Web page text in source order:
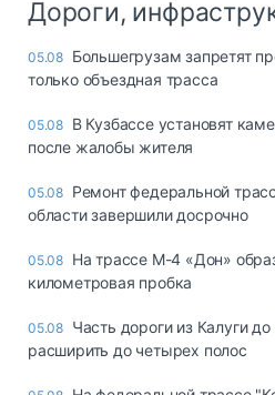
Дороги,
05.08 Большегрузам запретят
только объездная трасса
05.08 В Кузбассе установят
после жалобы жителя
05.08 Ремонт федеральной
области завершили досрочно
05.08 На трассе М-4 «Дон»
километровая пробка
05.08 Часть дороги из Калуги
расширить до четырех полос